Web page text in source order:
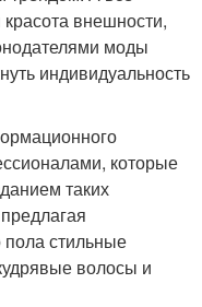
красота внешности,
моды
индивидуальность
которые
таких
пола стильные
волосы и